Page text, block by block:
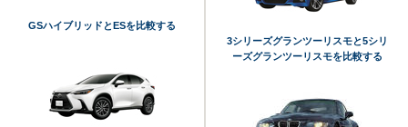
GSハイブリッドとESを比較する
3シリーズグランツーリスモと5シリ
ーズグランツーリスモを比較する